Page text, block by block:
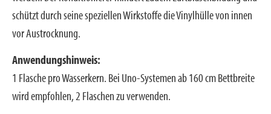
schützt durch seine speziellen Wirkstoffe die Vinylhülle von innen
vor Austrocknung.
Anwendungshinweis:
1 Flasche pro Wasserkern. Bei Uno-Systemen ab 160 cm Bettbreite
wird empfohlen, 2 Flaschen zu verwenden.